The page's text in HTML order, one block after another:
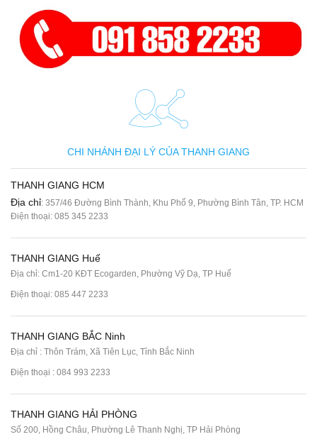
CHI NHÁNH ĐẠI LÝ CỦA THANH GIANG
THANH GIANG HCM
Địa chỉ: 357/46 Đường Bình Thành, Khu Phố 9, Phường Bình Tân, TP. HCM
Điện thoại: 085 345 2233
THANH GIANG Huế
Địa chỉ: Cm1-20 KĐT Ecogarden, Phường Vỹ Dạ, TP Huế
Điện thoại: 085 447 2233
THANH GIANG BẮC Ninh
Địa chỉ : Thôn Trám, Xã Tiên Lục, Tỉnh Bắc Ninh
Điện thoại : 084 993 2233
THANH GIANG HẢI PHÒNG
Số 200, Hồng Châu, Phường Lê Thanh Nghị, TP Hải Phòng